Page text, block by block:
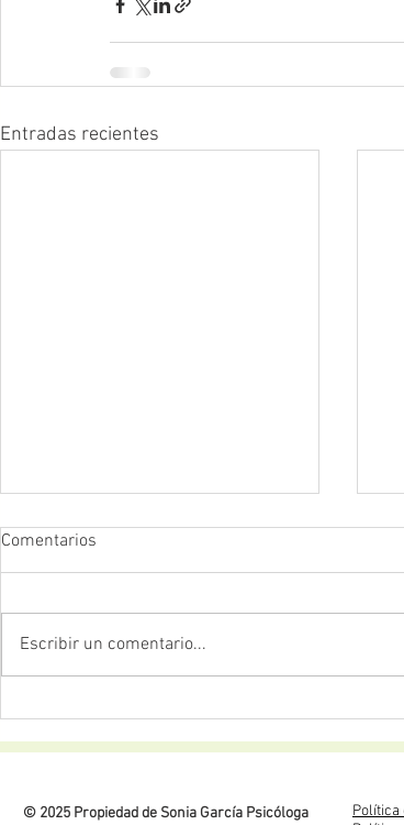
Entradas recientes
atravesar el duelo tras una
Comentarios
Escribir un comentario...
© 2025 Propiedad de Sonia García Psicóloga
Política